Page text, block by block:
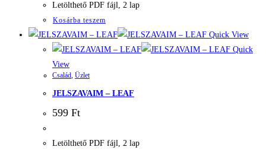
Letölthető PDF fájl, 2 lap
Kosárba teszem
Quick View
Quick
View
Család, Üzlet
JELSZAVAIM – LEAF
599 Ft
Letölthető PDF fájl, 2 lap